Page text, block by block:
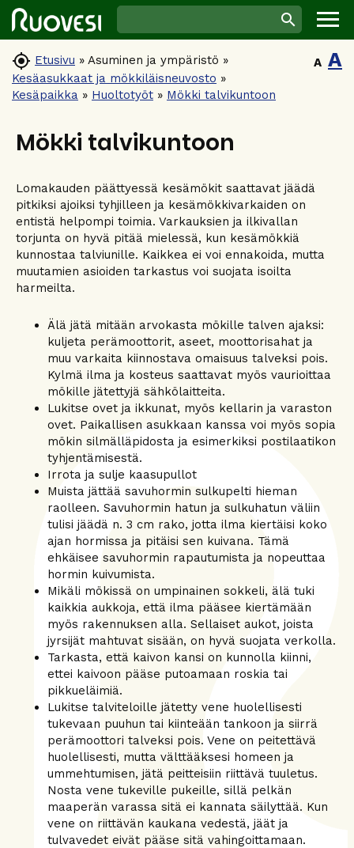
 Etusivu » Asuminen ja ympäristö »
Kesäasukkaat ja mökkiläisneuvosto »
Kesäpaikka » Huoltotyöt » Mökki talvikuntoon
A A
Mökki talvikuntoon
Lomakauden päättyessä kesämökit saattavat jäädä
pitkiksi ajoiksi tyhjilleen ja kesämökkivarkaiden on
entistä helpompi toimia. Varkauksien ja ilkivallan
torjunta on hyvä pitää mielessä, kun kesämökkiä
kunnostaa talviunille. Kaikkea ei voi ennakoida, mutta
muutamien asioiden tarkastus voi suojata isoilta
harmeilta.
Älä jätä mitään arvokasta mökille talven ajaksi:
kuljeta perämoottorit, aseet, moottorisahat ja
muu varkaita kiinnostava omaisuus talveksi pois.
Kylmä ilma ja kosteus saattavat myös vaurioittaa
mökille jätettyjä sähkölaitteita.
Lukitse ovet ja ikkunat, myös kellarin ja varaston
ovet. Paikallisen asukkaan kanssa voi myös sopia
mökin silmälläpidosta ja esimerkiksi postilaatikon
tyhjentämisestä.
Irrota ja sulje kaasupullot
Muista jättää savuhormin sulkupelti hieman
raolleen. Savuhormin hatun ja sulkuhatun väliin
tulisi jäädä n. 3 cm rako, jotta ilma kiertäisi koko
ajan hormissa ja pitäisi sen kuivana. Tämä
ehkäisee savuhormin rapautumista ja nopeuttaa
hormin kuivumista.
Mikäli mökissä on umpinainen sokkeli, älä tuki
kaikkia aukkoja, että ilma pääsee kiertämään
myös rakennuksen alla. Sellaiset aukot, joista
jyrsijät mahtuvat sisään, on hyvä suojata verkolla.
Tarkasta, että kaivon kansi on kunnolla kiinni,
ettei kaivoon pääse putoamaan roskia tai
pikkueläimiä.
Lukitse talviteloille jätetty vene huolellisesti
tukevaan puuhun tai kiinteään tankoon ja siirrä
perämoottori talveksi pois. Vene on peitettävä
huolellisesti, mutta välttääksesi homeen ja
ummehtumisen, jätä peitteisiin riittävä tuuletus.
Nosta vene tukeville pukeille, sillä pelkän
maaperän varassa sitä ei kannata säilyttää. Kun
vene on riittävän kaukana vedestä, jäät ja
tulvavedet eivät pääse sitä vahingoittamaan.